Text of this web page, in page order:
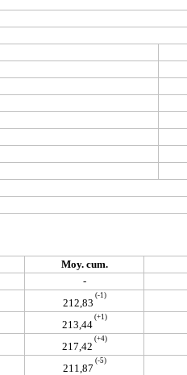
Moy. cum.
-
212,83
(-1)
213,44
(+1)
217,42
(+4)
211,87
(-5)